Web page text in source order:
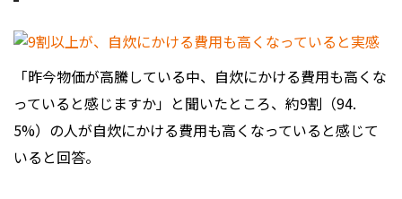
「昨今物価が高騰している中、自炊にかける費用も高くな
っていると感じますか」と聞いたところ、約9割（94.
5%）の人が自炊にかける費用も高くなっていると感じて
いると回答。